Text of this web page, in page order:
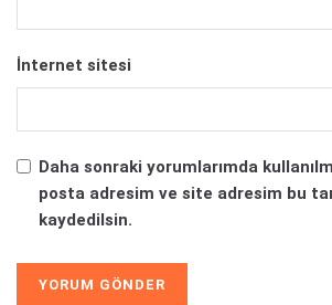
İnternet sitesi
Daha sonraki yorumlarımda
posta adresim ve site adresim bu
kaydedilsin.